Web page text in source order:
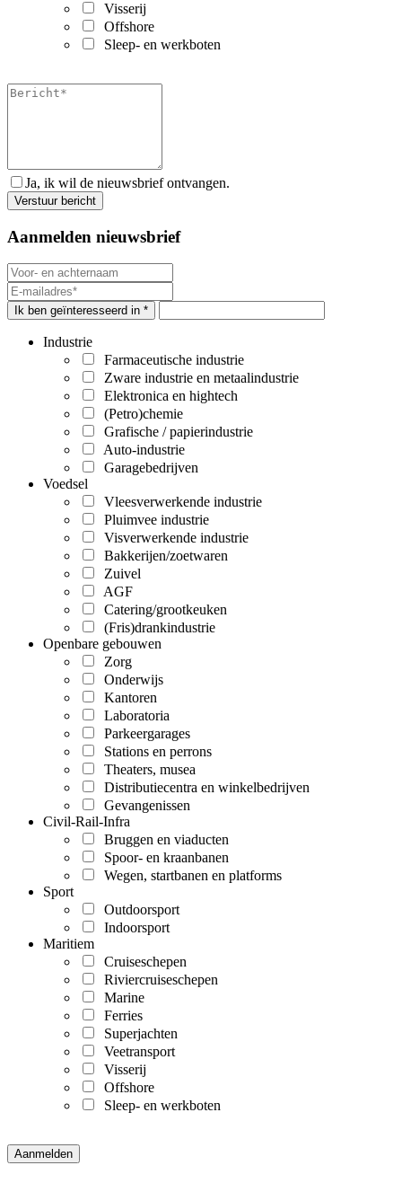
Visserij
Offshore
Sleep- en werkboten
Ja, ik wil de nieuwsbrief ontvangen.
Aanmelden nieuwsbrief
Ik ben geïnteresseerd in *
Industrie
Farmaceutische industrie
Zware industrie en metaalindustrie
Elektronica en hightech
(Petro)chemie
Grafische / papierindustrie
Auto-industrie
Garagebedrijven
Voedsel
Vleesverwerkende industrie
Pluimvee industrie
Visverwerkende industrie
Bakkerijen/zoetwaren
Zuivel
AGF
Catering/grootkeuken
(Fris)drankindustrie
Openbare gebouwen
Zorg
Onderwijs
Kantoren
Laboratoria
Parkeergarages
Stations en perrons
Theaters, musea
Distributiecentra en winkelbedrijven
Gevangenissen
Civil-Rail-Infra
Bruggen en viaducten
Spoor- en kraanbanen
Wegen, startbanen en platforms
Sport
Outdoorsport
Indoorsport
Maritiem
Cruiseschepen
Riviercruiseschepen
Marine
Ferries
Superjachten
Veetransport
Visserij
Offshore
Sleep- en werkboten